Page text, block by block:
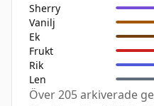
Sherry
Vanilj
Ek
Frukt
Rik
Len
Över 205 arkiverade